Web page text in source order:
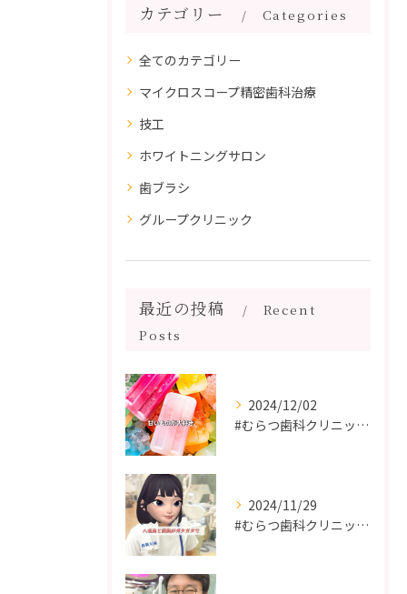
カテゴリー Categories
全てのカテゴリー
マイクロスコープ精密歯科治療
技工
ホワイトニングサロン
歯ブラシ
グループクリニック
最近の投稿
Recent
Posts
2024/12/02
#むらつ歯科クリニック #博多 #審美歯科 #短期間で治療 ...
2024/11/29
#むらつ歯科クリニック #博多 #審美歯科 #短期間で治療 ...